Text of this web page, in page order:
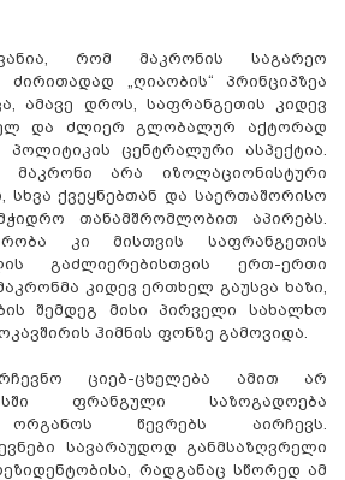
რომ მაკრონის საგარეო
„ღიაობის“ პრინციპზეა
ამავე დროს, საფრანგეთის კიდევ
და ძლიერ გლობალურ აქტორად
პოლიტიკის ცენტრალური ასპექტია.
მაკრონი არა იზოლაციონისტური
სხვა ქვეყნებთან და საერთაშორისო
თანამშრომლობით აპირებს.
კი მისთვის საფრანგეთის
გაძლიერებისთვის ერთ-ერთი
კიდევ ერთხელ გაუსვა ხაზი,
შემდეგ მისი პირველი სახალხო
ჰიმნის ფონზე გამოვიდა.
ციებ-ცხელება ამით არ
ფრანგული საზოგადოება
ორგანოს წევრებს აირჩევს.
სავარაუდოდ განმსაზღვრელი
რადგანაც სწორედ ამ